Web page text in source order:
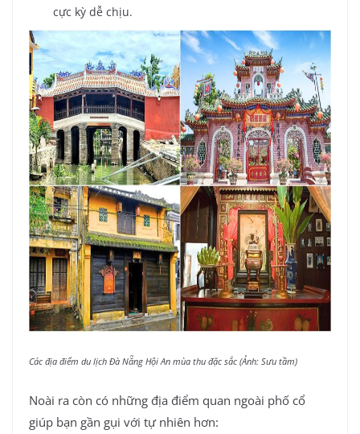
cực kỳ dễ chịu.
Các địa điểm du lịch Đà Nẵng Hội An mùa thu đặc sắc (Ảnh: Sưu tầm)
Noài ra còn có những địa điểm quan ngoài phố cổ
giúp bạn gần gụi với tự nhiên hơn: